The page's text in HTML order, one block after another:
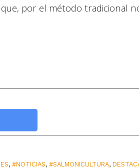
por el método tradicional
,#NOTICIAS,#SALMONICULTURA,